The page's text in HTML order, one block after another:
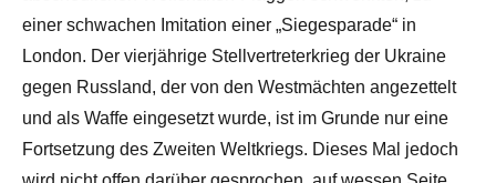
einer schwachen Imitation einer „Siegesparade“ in
London. Der vierjährige Stellvertreterkrieg der Ukraine
gegen Russland, der von den Westmächten angezettelt
und als Waffe eingesetzt wurde, ist im Grunde nur eine
Fortsetzung des Zweiten Weltkriegs. Dieses Mal jedoch